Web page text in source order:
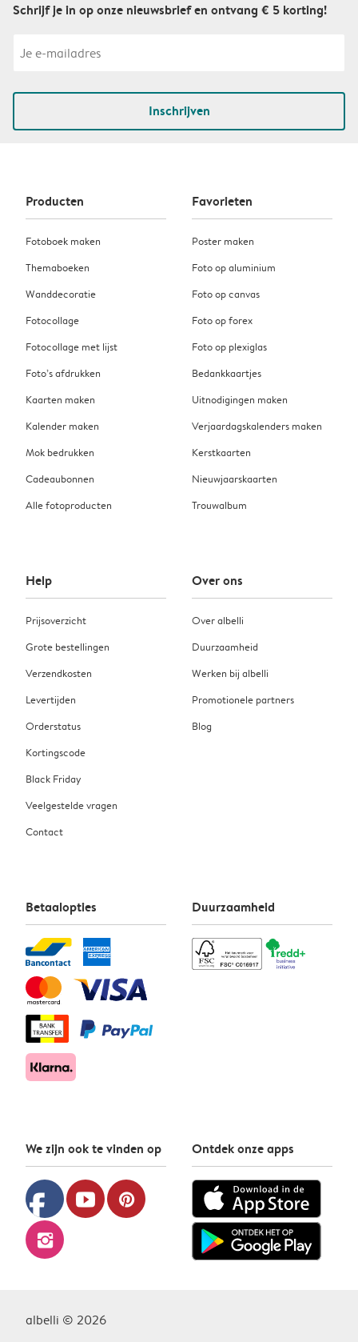
Schrijf je in op onze nieuwsbrief en ontvang € 5 korting!
Inschrijven
Producten
Fotoboek maken
Themaboeken
Wanddecoratie
Fotocollage
Fotocollage met lijst
Foto’s afdrukken
Kaarten maken
Kalender maken
Mok bedrukken
Cadeaubonnen
Alle fotoproducten
Favorieten
Poster maken
Foto op aluminium
Foto op canvas
Foto op forex
Foto op plexiglas
Bedankkaartjes
Uitnodigingen maken
Verjaardagskalenders maken
Kerstkaarten
Nieuwjaarskaarten
Trouwalbum
Help
Prijsoverzicht
Grote bestellingen
Verzendkosten
Levertijden
Orderstatus
Kortingscode
Black Friday
Veelgestelde vragen
Contact
Over ons
Over albelli
Duurzaamheid
Werken bij albelli
Promotionele partners
Blog
Betaalopties Duurzaamheid
We zijn ook te vinden op
facebook youtube pinterest
instagram
Ontdek onze apps
albelli © 2026